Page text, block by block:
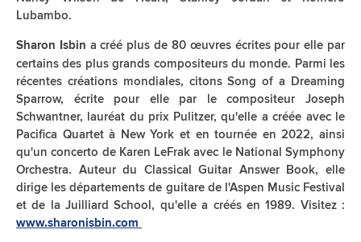
Lubambo.
Sharon Isbin a créé plus de 80 œuvres écrites pour elle par
certains des plus grands compositeurs du monde. Parmi les
récentes créations mondiales, citons Song of a Dreaming
Sparrow, écrite pour elle par le compositeur Joseph
Schwantner, lauréat du prix Pulitzer, qu'elle a créée avec le
Pacifica Quartet à New York et en tournée en 2022, ainsi
qu'un concerto de Karen LeFrak avec le National Symphony
Orchestra. Auteur du Classical Guitar Answer Book, elle
dirige les départements de guitare de l'Aspen Music Festival
et de la Juilliard School, qu'elle a créés en 1989. Visitez :
www.sharonisbin.com